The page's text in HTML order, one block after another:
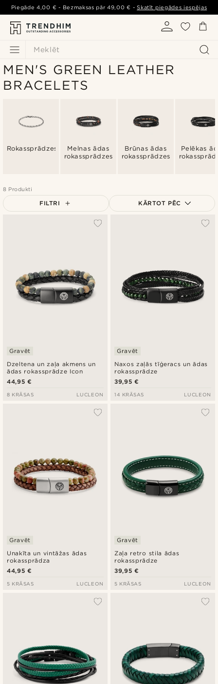
Meklēt
Piegāde4,00 € - Bezmaksas pār49,00 € -Skatīt piegādes iespējas
MEN'S GREEN LEATHER
BRACELETS
Rokassprādzes
Melnas ādas
rokassprādzes
Brūnas ādas
rokassprādzes
Pelēkas
8 Produkti
FILTRI KĀRTOT PĒC
Dzeltena un zaļa akmens un
ādas rokassprādze Icon
Gravēt
44,95 €
8 KRĀSAS LUCLEON
Naxos zaļās tīģeracs un ādas
rokassprādze
Gravēt
39,95 €
14 KRĀSAS LUCLEON
Unakīta un vintāžas ādas
rokassprādza
Gravēt
44,95 €
5 KRĀSAS LUCLEON
Zaļa retro stila ādas
rokassprādze
Gravēt
39,95 €
5 KRĀSAS LUCLEON